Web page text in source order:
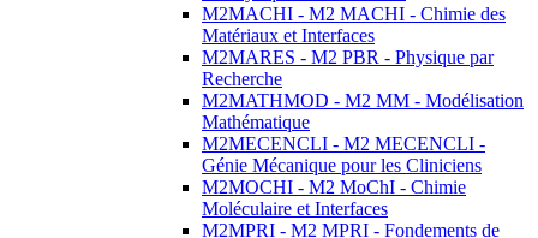
M2MACHI - M2 MACHI - Chimie des
Matériaux et Interfaces
M2MARES - M2 PBR - Physique par
Recherche
M2MATHMOD - M2 MM - Modélisation
Mathématique
M2MECENCLI - M2 MECENCLI -
Génie Mécanique pour les Cliniciens
M2MOCHI - M2 MoChI - Chimie
Moléculaire et Interfaces
M2MPRI - M2 MPRI - Fondements de